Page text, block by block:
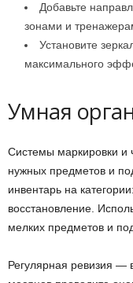
Добавьте
зонами и
Установите
максимального
Умная
Системы маркировки и
нужных предметов и
инвентарь на
восстановление.
мелких предметов и
Регулярная ревизия —